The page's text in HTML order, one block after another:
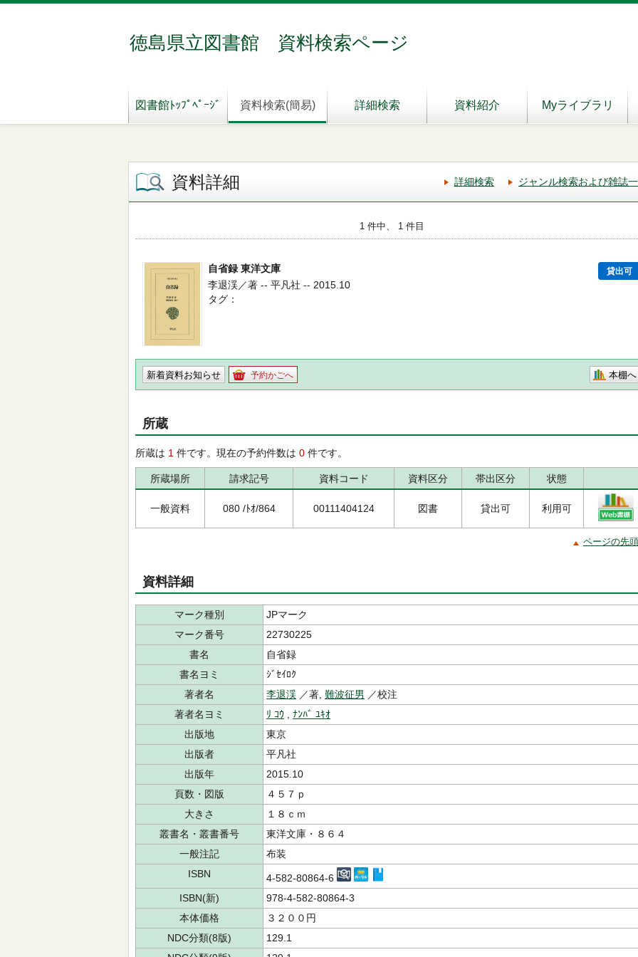
徳島県立図書館 資料検索ページ
図書館ﾄｯﾌﾟﾍﾟｰｼﾞ 資料検索(簡易) 詳細検索 資料紹介 Myライブラリ
資料詳細 詳細検索 ジャンル検索および雑誌
1 件中、 1 件目
自省録 東洋文庫 貸出可
李退渓／著 -- 平凡社 -- 2015.10
タグ
新着資料お知らせ 予約かごへ 本棚へ
所蔵
所蔵は 1 件です。現在の予約件数は 0 件です。
所蔵場所 請求記号 資料コード 資料区分 帯出区分 状態
一般資料 080 /ﾄｵ/864 00111404124 図書 貸出可 利用可
ページの先
資料詳細
マーク種別
JPマーク
マーク番号
22730225
書名
自省録
書名ヨミ
ｼﾞｾｲﾛｸ
著者名
李退渓 ／著, 難波征男 ／校注
著者名ヨミ
ﾘ ｺｳ
ﾅﾝﾊﾞ ﾕｷｵ
出版地
東京
出版者
平凡社
出版年
2015.10
頁数・図版
４５７ｐ
大きさ
１８ｃｍ
叢書名・叢書番号
東洋文庫・８６４
一般注記
布装
ISBN
4-582-80864-6
ISBN(新)
978-4-582-80864-3
本体価格
３２００円
NDC分類(8版)
129.1